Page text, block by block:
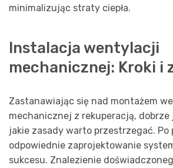
minimalizując straty ciepła.
Instalacja wentylacji
mechanicznej: Kroki i
Zastanawiając się nad montażem
mechanicznej z rekuperacją,
jakie zasady warto przestrzegać. Po
odpowiednie zaprojektowanie
sukcesu. Znalezienie